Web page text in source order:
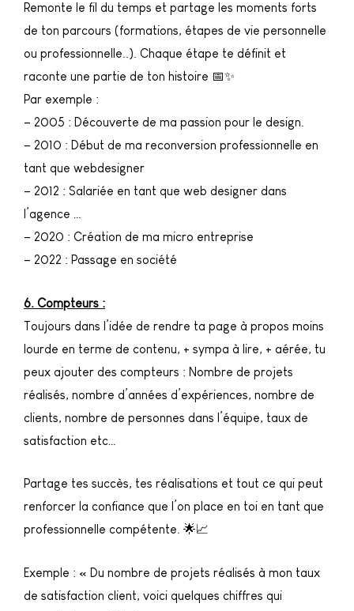
Remonte le fil du temps et partage les moments forts
de ton parcours (formations, étapes de vie personnelle
ou professionnelle..). Chaque étape te définit et
raconte une partie de ton histoire 📅✨
Par exemple :
– 2005 : Découverte de ma passion pour le design.
– 2010 : Début de ma reconversion professionnelle en
tant que webdesigner
– 2012 : Salariée en tant que web designer dans
l’agence …
– 2020 : Création de ma micro entreprise
– 2022 : Passage en société
6. Compteurs :
Toujours dans l’idée de rendre ta page à propos moins
lourde en terme de contenu, + sympa à lire, + aérée, tu
peux ajouter des compteurs : Nombre de projets
réalisés, nombre d’années d’expériences, nombre de
clients, nombre de personnes dans l’équipe, taux de
satisfaction etc…
Partage tes succès, tes réalisations et tout ce qui peut
renforcer la confiance que l’on place en toi en tant que
professionnelle compétente. 🌟📈
Exemple : « Du nombre de projets réalisés à mon taux
de satisfaction client, voici quelques chiffres qui